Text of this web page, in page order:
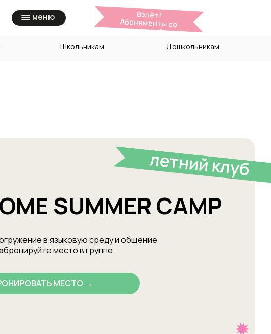
меню Взлёт!
Абонементы со
скидкой
Школьникам Дошкольникам
SUMMER CAMP
в языковую среду и общение
место в группе.
МЕСТО →
летний клуб